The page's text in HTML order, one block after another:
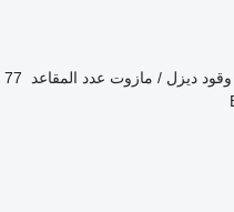
وقود ديزل / مازوت عدد المقاعد
77